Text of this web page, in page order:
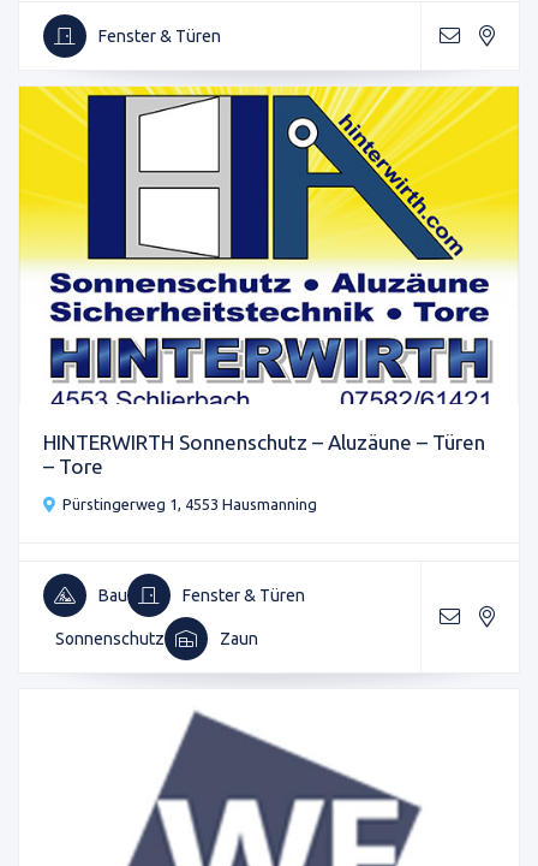
Fenster & Türen
HINTERWIRTH Sonnenschutz – Aluzäune – Türen
– Tore
Pürstingerweg 1, 4553 Hausmanning
Bau Fenster & Türen
Sonnenschutz Zaun